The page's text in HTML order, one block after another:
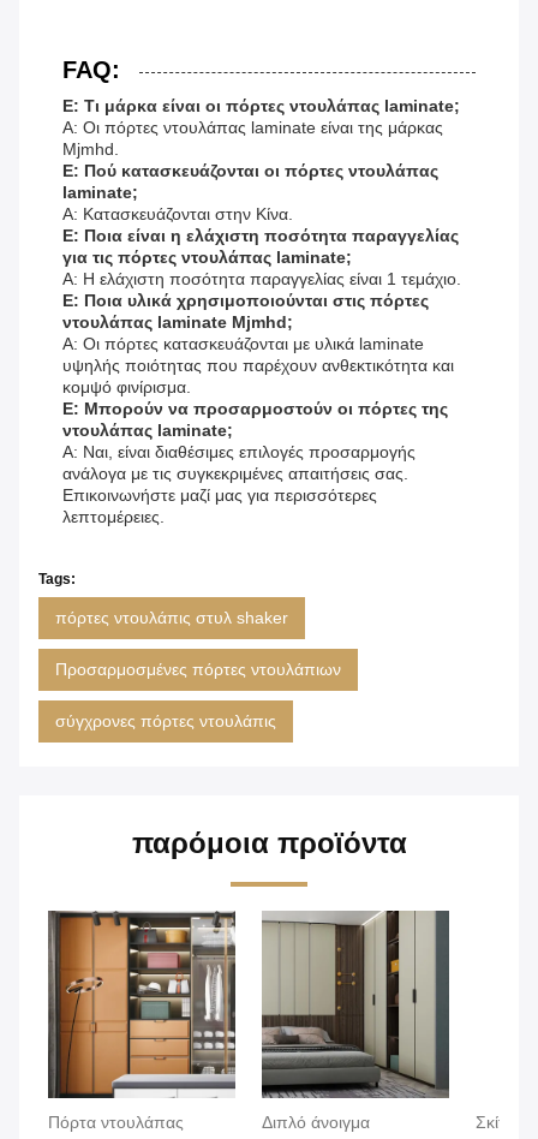
FAQ:
Ε: Τι μάρκα είναι οι πόρτες ντουλάπας laminate;
Α: Οι πόρτες ντουλάπας laminate είναι της μάρκας
Mjmhd.
Ε: Πού κατασκευάζονται οι πόρτες ντουλάπας
laminate;
Α: Κατασκευάζονται στην Κίνα.
Ε: Ποια είναι η ελάχιστη ποσότητα παραγγελίας
για τις πόρτες ντουλάπας laminate;
Α: Η ελάχιστη ποσότητα παραγγελίας είναι 1 τεμάχιο.
Ε: Ποια υλικά χρησιμοποιούνται στις πόρτες
ντουλάπας laminate Mjmhd;
Α: Οι πόρτες κατασκευάζονται με υλικά laminate
υψηλής ποιότητας που παρέχουν ανθεκτικότητα και
κομψό φινίρισμα.
Ε: Μπορούν να προσαρμοστούν οι πόρτες της
ντουλάπας laminate;
Α: Ναι, είναι διαθέσιμες επιλογές προσαρμογής
ανάλογα με τις συγκεκριμένες απαιτήσεις σας.
Επικοινωνήστε μαζί μας για περισσότερες
λεπτομέρειες.
Tags:
πόρτες ντουλάπις στυλ shaker
Προσαρμοσμένες πόρτες ντουλάπιων
σύγχρονες πόρτες ντουλάπις
παρόμοια προϊόντα
Πόρτα ντουλάπας
Διπλό άνοιγμα